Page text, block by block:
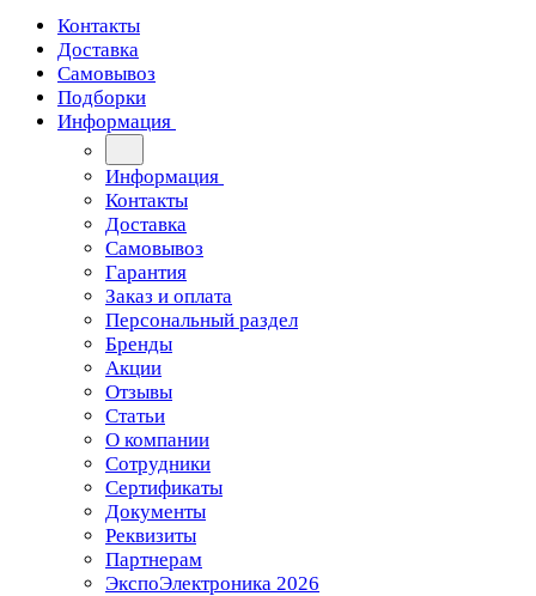
Контакты
Доставка
Самовывоз
Подборки
Информация
Информация
Контакты
Доставка
Самовывоз
Гарантия
Заказ и оплата
Персональный раздел
Бренды
Акции
Отзывы
Статьи
О компании
Сотрудники
Сертификаты
Документы
Реквизиты
Партнерам
ЭкспоЭлектроника 2026